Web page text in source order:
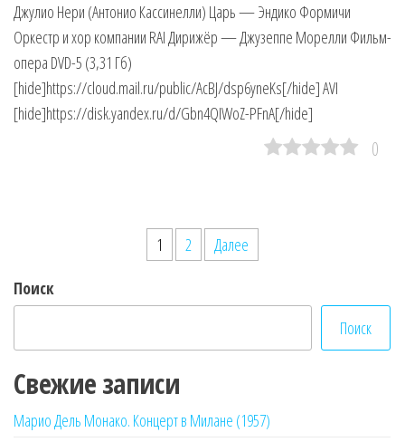
Джулио Нери (Антонио Кассинелли) Царь — Эндико Формичи
Оркестр и хор компании RAI Дирижёр — Джузеппе Морелли Фильм-
опера DVD-5 (3,31 Гб)
[hide]https://cloud.mail.ru/public/AcBJ/dsp6yneKs[/hide] AVI
[hide]https://disk.yandex.ru/d/Gbn4QIWoZ-PFnA[/hide]
0
записей
1 2
Далее
Поиск
Поиск
Свежие записи
Марио Дель Монако. Концерт в Милане (1957)